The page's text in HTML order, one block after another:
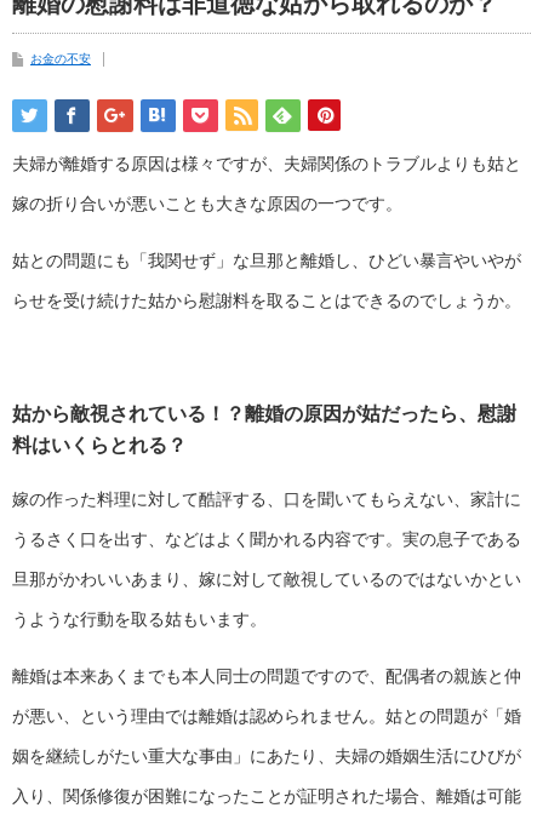
お金の不安
夫婦が離婚する原因は様々ですが、夫婦関係のトラブルよりも姑と
嫁の折り合いが悪いことも大きな原因の一つです。
姑との問題にも「我関せず」な旦那と離婚し、ひどい暴言やいやが
らせを受け続けた姑から慰謝料を取ることはできるのでしょうか。
姑から敵視されている！？離婚の原因が姑だったら、慰謝
料はいくらとれる？
嫁の作った料理に対して酷評する、口を聞いてもらえない、家計に
うるさく口を出す、などはよく聞かれる内容です。実の息子である
旦那がかわいいあまり、嫁に対して敵視しているのではないかとい
うような行動を取る姑もいます。
離婚は本来あくまでも本人同士の問題ですので、配偶者の親族と仲
が悪い、という理由では離婚は認められません。姑との問題が「婚
姻を継続しがたい重大な事由」にあたり、夫婦の婚姻生活にひびが
入り、関係修復が困難になったことが証明された場合、離婚は可能